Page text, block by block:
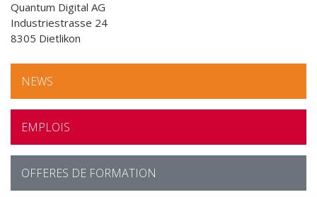
Quantum Digital AG
Industriestrasse 24
8305 Dietlikon
NEWS
EMPLOIS
OFFERES DE FORMATION